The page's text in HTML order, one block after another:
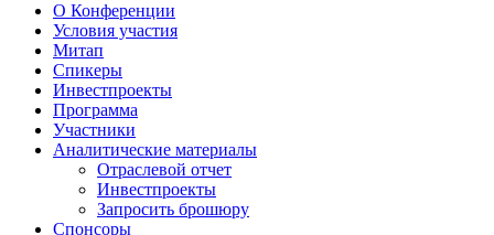
О Конференции
Условия участия
Митап
Спикеры
Инвестпроекты
Программа
Участники
Аналитические материалы
Отраслевой отчет
Инвестпроекты
Запросить брошюру
Спонсоры